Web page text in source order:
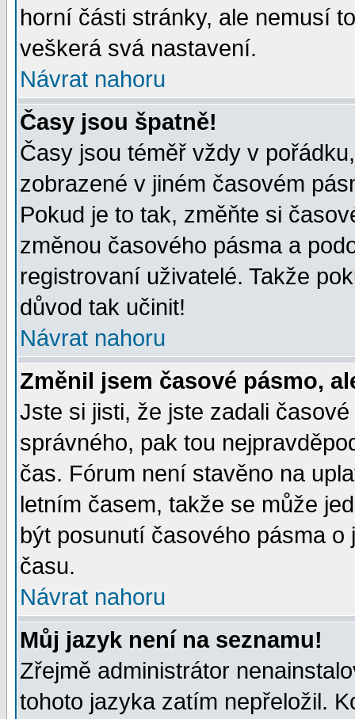
horní části stránky, ale nemusí
veškerá svá nastavení.
Návrat nahoru
Časy jsou špatně!
Časy jsou téměř vždy v
zobrazené v jiném časovém
Pokud je to tak, změňte si
změnou časového pásma a
registrovaní uživatelé. Takže
důvod tak učinit!
Návrat nahoru
Změnil jsem časové pásmo,
Jste si jisti, že jste zadali
správného, pak tou
čas. Fórum není stavěno na
letním časem, takže se může
být posunutí časového pásma
času.
Návrat nahoru
Můj jazyk není na seznamu!
Zřejmě administrátor
tohoto jazyka zatím nepřeložil.